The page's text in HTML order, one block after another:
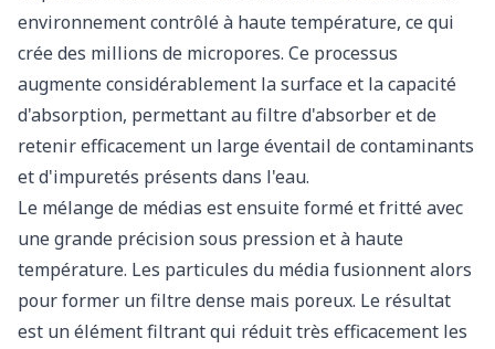
environnement contrôlé à haute température, ce qui
crée des millions de micropores. Ce processus
augmente considérablement la surface et la capacité
d'absorption, permettant au filtre d'absorber et de
retenir efficacement un large éventail de contaminants
et d'impuretés présents dans l'eau.
Le mélange de médias est ensuite formé et fritté avec
une grande précision sous pression et à haute
température. Les particules du média fusionnent alors
pour former un filtre dense mais poreux. Le résultat
est un élément filtrant qui réduit très efficacement les